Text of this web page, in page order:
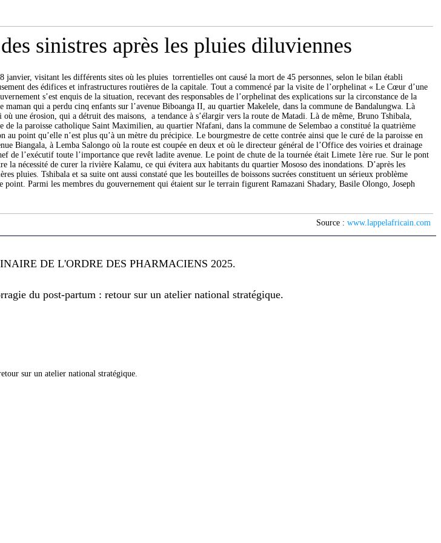
sinistres après les pluies diluviennes
visitant les différents sites où les pluies torrentielles ont causé la mort de 45 personnes, selon le bilan établi
des édifices et infrastructures routières de la capitale. Tout a commencé par la visite de l’orphelinat « Le Cœur d’une
s’est enquis de la situation, recevant des responsables de l’orphelinat des explications sur la circonstance de la
qui a perdu cinq enfants sur l’avenue Biboanga II, au quartier Makelele, dans la commune de Bandalungwa. Là
une érosion, qui a détruit des maisons, a tendance à s’élargir vers la route de Matadi. Là de même, Bruno Tshibala,
la paroisse catholique Saint Maximilien, au quartier Nfafani, dans la commune de Selembao a constitué la quatrième
point qu’elle n’est plus qu’à un mètre du précipice. Le bourgmestre de cette contrée ainsi que le curé de la paroisse en
Biangala, à Lemba Salongo où la route est coupée en deux et où le directeur général de l’Office des voiries et drainage
l’exécutif toute l’importance que revêt ladite avenue. Le point de chute de la tournée était Limete 1ère rue. Sur le pont
nécessité de curer la rivière Kalamu, ce qui évitera aux habitants du quartier Mososo des inondations. D’après les
pluies. Tshibala et sa suite ont aussi constaté que les bouteilles de boissons sucrées constituent un sérieux problème
Parmi les membres du gouvernement qui étaient sur le terrain figurent Ramazani Shadary, Basile Olongo, Joseph
Source : www.lappelafricain.com
DE L'ORDRE DES PHARMACIENS 2025.
du post-partum : retour sur un atelier national stratégique.
sur un atelier national stratégique.